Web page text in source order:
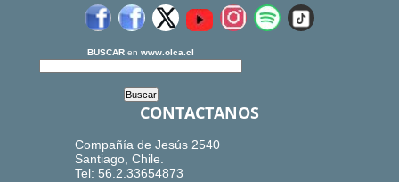
BUSCAR en www.olca.cl
CONTACTANOS
Compañía de Jesús 2540
Santiago, Chile.
Tel: 56.2.33654873